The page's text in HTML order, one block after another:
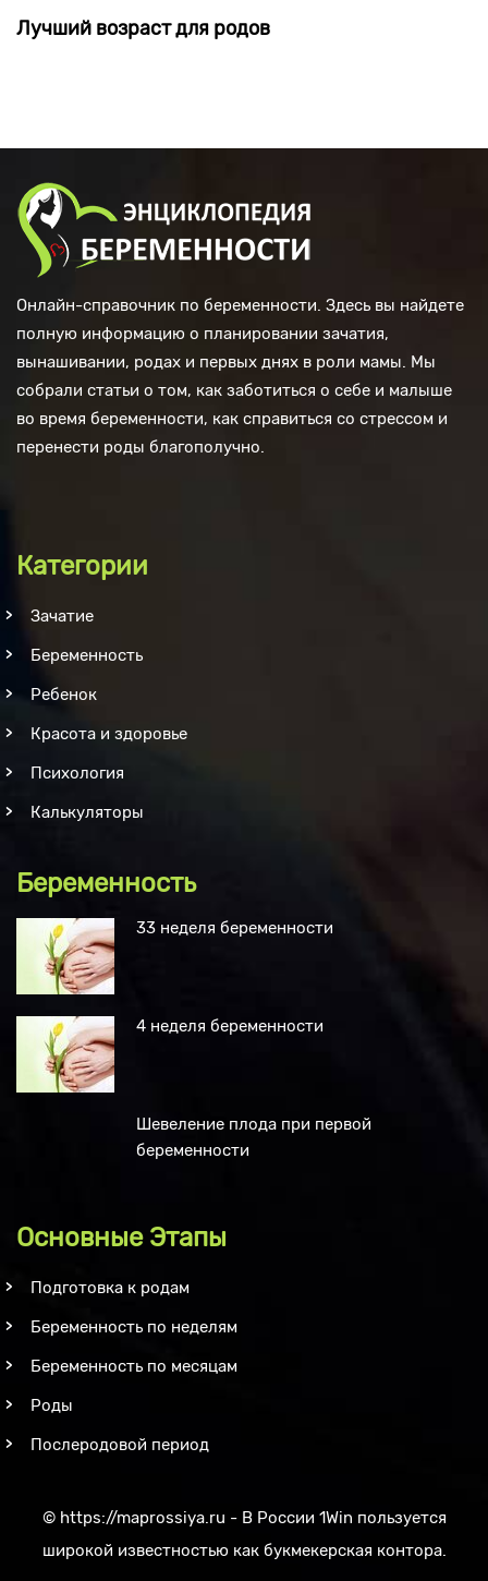
Лучший возраст для родов
Онлайн-справочник по беременности. Здесь вы найдете
полную информацию о планировании зачатия,
вынашивании, родах и первых днях в роли мамы. Мы
собрали статьи о том, как заботиться о себе и малыше
во время беременности, как справиться со стрессом и
перенести роды благополучно.
Категории
Зачатие
Беременность
Ребенок
Красота и здоровье
Психология
Калькуляторы
Беременность
33 неделя беременности
4 неделя беременности
Шевеление плода при первой
беременности
Основные Этапы
Подготовка к родам
Беременность по неделям
Беременность по месяцам
Роды
Послеродовой период
© https://maprossiya.ru - В России 1Win пользуется
широкой известностью как букмекерская контора.